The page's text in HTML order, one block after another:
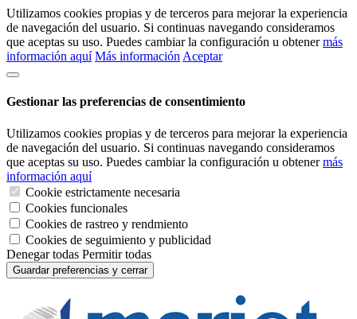
Utilizamos cookies propias y de terceros para mejorar la experiencia
de navegación del usuario. Si continuas navegando consideramos
que aceptas su uso. Puedes cambiar la configuración u obtenermás
información aquí Más información Aceptar
Gestionar las preferencias de consentimiento
Utilizamos cookies propias y de terceros para mejorar la experiencia
de navegación del usuario. Si continuas navegando consideramos
que aceptas su uso. Puedes cambiar la configuración u obtenermás
información aquí
Cookie estrictamente necesaria
Cookies funcionales
Cookies de rastreo y rendmiento
Cookies de seguimiento y publicidad
Denegar todas Permitir todas
Guardar preferencias y cerrar